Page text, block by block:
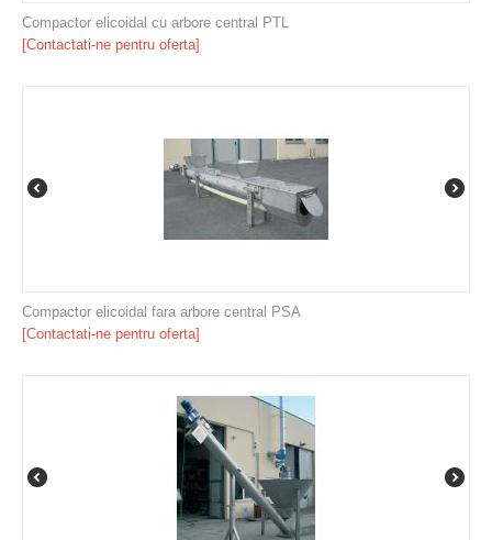
Compactor elicoidal cu arbore central PTL
[Contactati-ne pentru oferta]
Compactor elicoidal fara arbore central PSA
[Contactati-ne pentru oferta]